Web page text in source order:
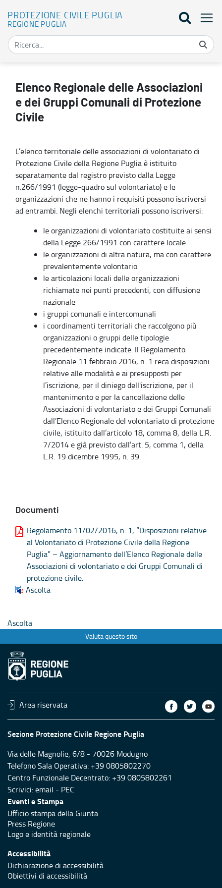
PROTEZIONE CIVILE PUGLIA
REGIONE PUGLIA
Elenco Regionale delle Associazioni
e dei Gruppi Comunali di Protezione
Civile
L’elenco territoriale delle associazioni di volontariato di
Protezione Civile della Regione Puglia è istituito
separatamente dal registro previsto dalla Legge
n.266/1991 (legge-quadro sul volontariato) e le
organizzazioni che ne hanno i requisiti possono iscriversi
ad entrambi. Negli elenchi territoriali possono iscriversi:
le organizzazioni di volontariato costituite ai sensi
della Legge 266/1991 con carattere locale
le organizzazioni di altra natura, ma con carattere
prevalentemente volontario
le articolazioni locali delle organizzazioni
richiamate nei punti precedenti, con diffusione
nazionale
i gruppi comunali e intercomunali
i coordinamenti territoriali che raccolgono più
organizzazioni o gruppi delle tipologie
precedentemente indicate. Il Regolamento
Regionale 11 febbraio 2016, n. 1 reca disposizioni
relative alle modalità e ai presupposti per
l’iscrizione, per il diniego dell'iscrizione, per il
mantenimento e per la cancellazione delle
Associazioni di volontariato e dei Gruppi Comunali
dall’Elenco Regionale del volontariato di protezione
civile, istituito dall’articolo 18, comma 8, della L.R.
7/2014 e già previsto dall’art. 5, comma 1, della
L.R. 19 dicembre 1995, n. 39.
Documenti
Regolamento 11/02/2016, n. 1, “Disposizioni relative
al Volontariato di Protezione Civile della Regione
Puglia” – Aggiornamento dell’Elenco Regionale delle
Associazioni di volontariato e dei Gruppi Comunali di
protezione civile.
Ascolta
Ascolta
Valuta questo sito
Area riservata
Sezione Protezione Civile Regione Puglia
Via delle Magnolie, 6/8 - 70026 Modugno
Telefono Sala Operativa: +39 0805802270
Centro Funzionale Decentrato: +39 0805802261
Scrivici:email - PEC
Eventi e Stampa
Ufficio stampa della Giunta
Press Regione
Logo e identità regionale
Accessibilità
Dichiarazione di accessibilità
Obiettivi di accessibilità